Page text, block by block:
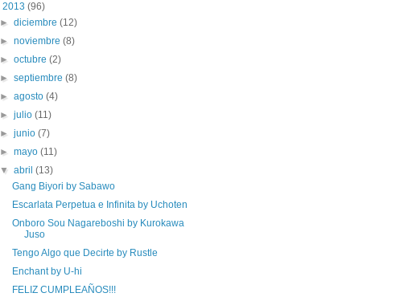
2013 (96)
►diciembre(12)
►noviembre(8)
►octubre(2)
►septiembre(8)
►agosto(4)
►julio(11)
►junio(7)
►mayo(11)
▼abril(13)
Gang Biyori by Sabawo
Escarlata Perpetua e Infinita by Uchoten
Onboro Sou Nagareboshi by Kurokawa
Juso
Tengo Algo que Decirte by Rustle
Enchant by U-hi
FELIZ CUMPLEAÑOS!!!